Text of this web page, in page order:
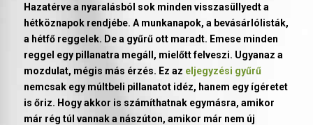
Hazatérve a nyaralásból sok minden visszasüllyedt a
hétköznapok rendjébe. A munkanapok, a bevásárlólisták,
a hétfő reggelek. De a gyűrű ott maradt. Emese minden
reggel egy pillanatra megáll, mielőtt felveszi. Ugyanaz a
mozdulat, mégis más érzés. Ez az eljegyzési gyűrű
nemcsak egy múltbeli pillanatot idéz, hanem egy ígéretet
is őriz. Hogy akkor is számíthatnak egymásra, amikor
már rég túl vannak a nászúton, amikor már nem új